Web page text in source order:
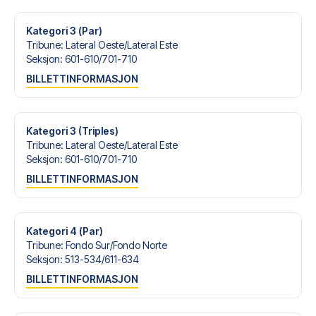
med personlig service både før og under reisen. Vi er
tilgjengelige på
trenger hjelp til å bestille reisen.
Er du klar for å oppleve Real Madrid på Estadio Santiago
Bernabéu mot Athletic Bilbao? Kontakt oss idag, og la oss
Kategori 3 (Par)
Tribune: Lateral Oeste/​Lateral Este
Seksjon: 601-610/​701-710
BILLETTINFORMASJON
Kategori 3 (Triples)
Tribune: Lateral Oeste/​Lateral Este
Seksjon: 601-610/​701-710
BILLETTINFORMASJON
Kategori 4 (Par)
Tribune: Fondo Sur/​Fondo Norte
Seksjon: 513-534/​611-634
BILLETTINFORMASJON